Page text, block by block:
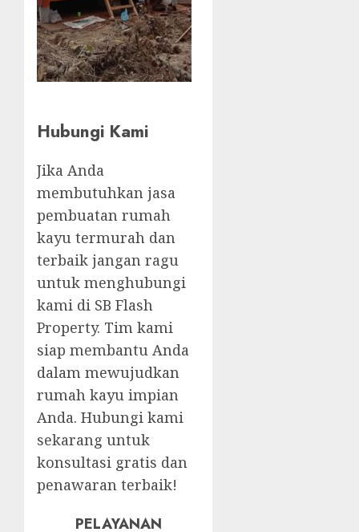
Hubungi Kami
Jika Anda
membutuhkan jasa
pembuatan rumah
kayu termurah dan
terbaik jangan ragu
untuk menghubungi
kami di SB Flash
Property. Tim kami
siap membantu Anda
dalam mewujudkan
rumah kayu impian
Anda. Hubungi kami
sekarang untuk
konsultasi gratis dan
penawaran terbaik!
PELAYANAN